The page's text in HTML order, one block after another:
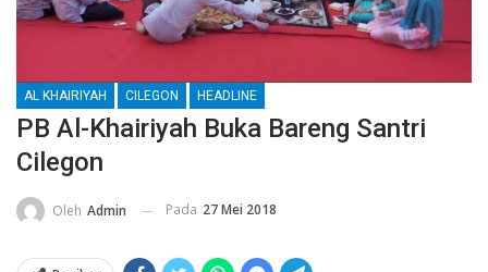
AL KHAIRIYAH CILEGON HEADLINE
PB Al-Khairiyah Buka Bareng Santri
Cilegon
Oleh Admin Pada 27 Mei 2018